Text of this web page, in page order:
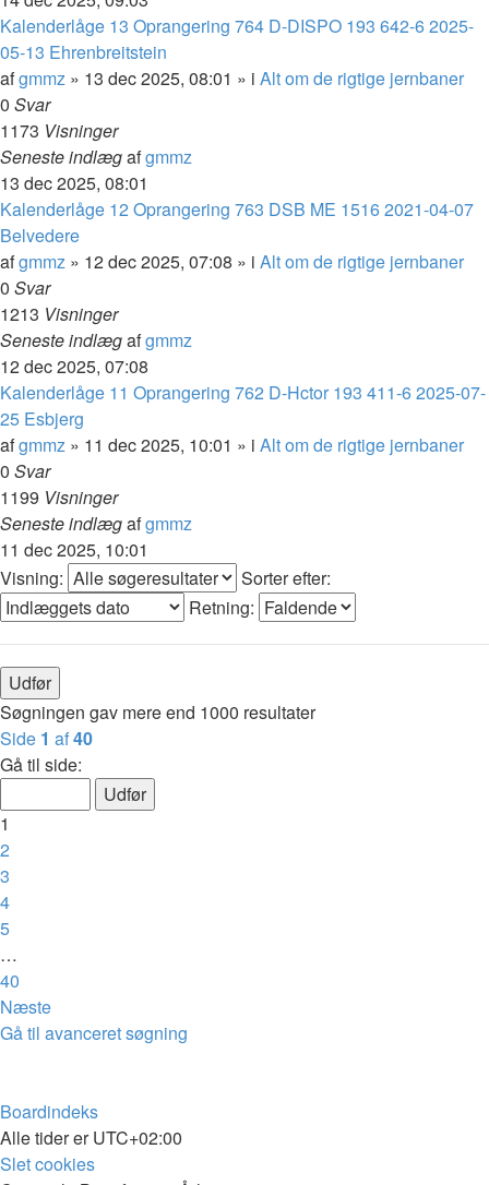
Kalenderlåge 13 Oprangering 764 D-DISPO 193 642-6 2025-
05-13 Ehrenbreitstein
afgmmz » 13 dec 2025, 08:01 » i Alt om de rigtige jernbaner
0 Svar
1173 Visninger
Seneste indlægafgmmz
13 dec 2025, 08:01
Kalenderlåge 12 Oprangering 763 DSB ME 1516 2021-04-07
Belvedere
afgmmz » 12 dec 2025, 07:08 » i Alt om de rigtige jernbaner
0 Svar
1213 Visninger
Seneste indlægafgmmz
12 dec 2025, 07:08
Kalenderlåge 11 Oprangering 762 D-Hctor 193 411-6 2025-07-
25 Esbjerg
afgmmz » 11 dec 2025, 10:01 » i Alt om de rigtige jernbaner
0 Svar
1199 Visninger
Seneste indlægafgmmz
11 dec 2025, 10:01
Visning:
Sorter efter:
Retning:
Søgningen gav mere end 1000 resultater
Side 1 af40
Gå til side:
1
2
3
4
5
…
40
Næste
Gå til avanceret søgning
Boardindeks
Alle tider erUTC+02:00
Slet cookies